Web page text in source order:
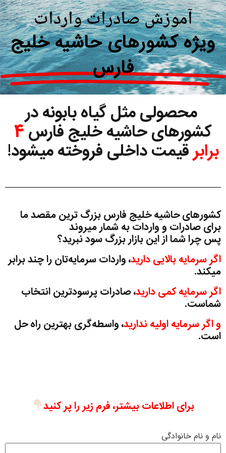
آموزش صادرات واردات
ویژه کشورهای حاشیه خلیج
فارس
محصولی مثل گیاه بابونه در
کشورهای حاشیه خلیج فارس4
برابرقیمت داخلی فروخته میشود!
کشورهای حاشیه خلیج فارس بزرگ ترین مقصد ما
برای صادرات و واردات به شمار میروند
پس چرا شما از این بازار بزرگ سود نبرید؟
اگر سرمایه بالایی دارید، واردات سرمایه‌تان را چند برابر
میکند.
اگر سرمایه کمی دارید، صادرات پرسودترین انتخاب
شماست.
و اگر سرمایه اولیه ندارید، واسطه‌گری بهترین راه حل
است.
برای اطلاعات بیشتر، فرم زیر را پر کنید
نام و نام خانوادگی